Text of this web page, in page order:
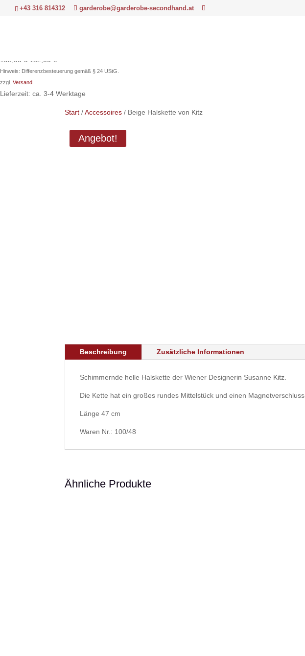
+43 316 814312 garderobe@garderobe-secondhand.at
198,00€Ursprünglicher
Preis
war:
198,00 €
132,00€Aktueller
Preis
132,00 €.
Hinweis: Differenzbesteuerung gemäß § 24 UStG.
zzgl. Versand
Lieferzeit: ca. 3-4 Werktage
Start /Accessoires / Beige Halskette von Kitz
Angebot!
Beschreibung Zusätzliche Informationen
Schimmernde helle Halskette der Wiener Designerin Susanne Kitz.
Die Kette hat ein großes rundes Mittelstück und einen Magnetverschluss.
Länge 47 cm
Waren Nr.: 100/48
Ähnliche Produkte